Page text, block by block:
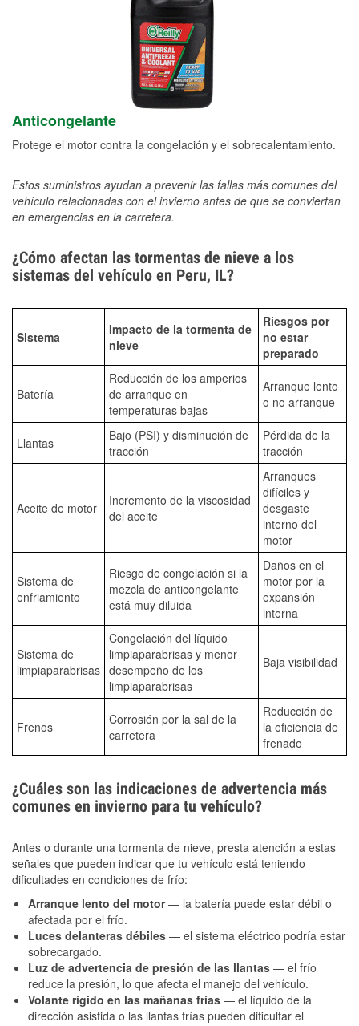
Anticongelante
Protege el motor contra la congelación y el sobrecalentamiento.
Estos suministros ayudan a prevenir las fallas más comunes del
vehículo relacionadas con el invierno antes de que se conviertan
en emergencias en la carretera.
¿Cómo afectan las tormentas de nieve a los
sistemas del vehículo en Peru, IL?
Sistema
Impacto de la tormenta de
nieve
Riesgos por
no estar
preparado
Batería
Reducción de los amperios
de arranque en
temperaturas bajas
Arranque lento
o no arranque
Llantas
Bajo (PSI) y disminución de
tracción
Pérdida de la
tracción
Aceite de motor
Incremento de la viscosidad
del aceite
Arranques
difíciles y
desgaste
interno del
motor
Sistema de
enfriamiento
Riesgo de congelación si la
mezcla de anticongelante
está muy diluida
Daños en el
motor por la
expansión
interna
Sistema de
limpiaparabrisas
Congelación del líquido
limpiaparabrisas y menor
desempeño de los
limpiaparabrisas
Baja visibilidad
Frenos
Corrosión por la sal de la
carretera
Reducción de
la eficiencia de
frenado
¿Cuáles son las indicaciones de advertencia más
comunes en invierno para tu vehículo?
Antes o durante una tormenta de nieve, presta atención a estas
señales que pueden indicar que tu vehículo está teniendo
dificultades en condiciones de frío:
Arranque lento del motor— la batería puede estar débil o
afectada por el frío.
Luces delanteras débiles — el sistema eléctrico podría estar
sobrecargado.
Luz de advertencia de presión de las llantas — el frío
reduce la presión, lo que afecta el manejo del vehículo.
Volante rígido en las mañanas frías — el líquido de la
dirección asistida o las llantas frías pueden dificultar el